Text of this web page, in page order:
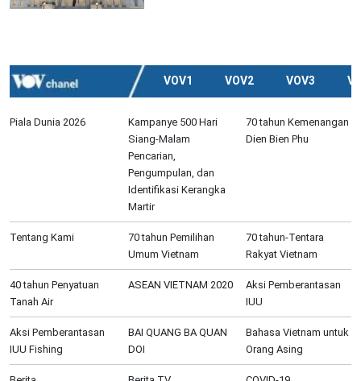
VOV1 VOV2 VOV3
Piala Dunia 2026
Kampanye 500 Hari
Siang-Malam
Pencarian,
Pengumpulan, dan
Identifikasi Kerangka
Martir
70 tahun Kemenangan
Dien Bien Phu
Tentang Kami
70 tahun Pemilihan
Umum Vietnam
70 tahun-Tentara
Rakyat Vietnam
40 tahun Penyatuan
Tanah Air
ASEAN VIETNAM 2020
Aksi Pemberantasan
IUU
Aksi Pemberantasan
IUU Fishing
BAI QUANG BA QUAN
DOI
Bahasa Vietnam untuk
Orang Asing